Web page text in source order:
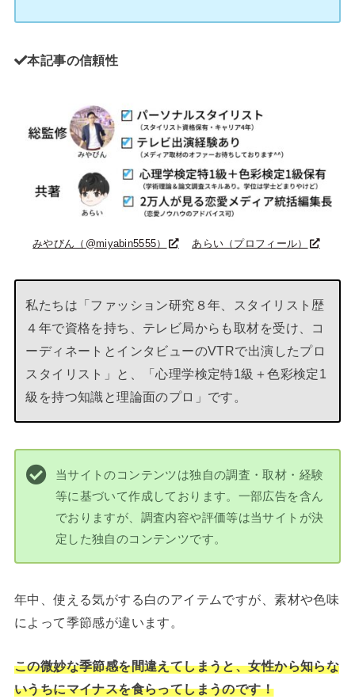
本記事の信頼性
みやびん（@miyabin5555） あらい（プロフィール）
私たちは「ファッション研究８年、スタイリスト歴
４年で資格を持ち、テレビ局からも取材を受け、コ
ーディネートとインタビューのVTRで出演したプロ
スタイリスト」と、「心理学検定特1級＋色彩検定1
級を持つ知識と理論面のプロ」です。
当サイトのコンテンツは独自の調査・取材・経験
等に基づいて作成しております。一部広告を含ん
でおりますが、調査内容や評価等は当サイトが決
定した独自のコンテンツです。
年中、使える気がする白のアイテムですが、素材や色味
によって季節感が違います。
この微妙な季節感を間違えてしまうと、女性から知らな
いうちにマイナスを食らってしまうのです！